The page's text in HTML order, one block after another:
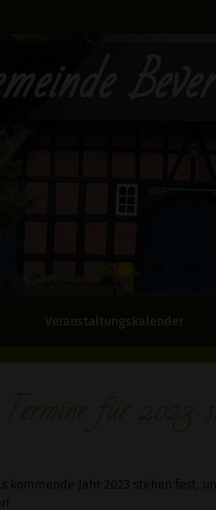
Veranstaltungskalender
Termine für 2023